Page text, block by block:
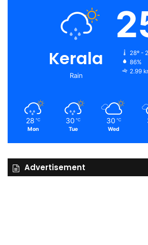
Kerala
Rain
28º -
86%
2.99
28 ℃
Mon
30 ℃
Tue
30 ℃
Wed
Advertisement